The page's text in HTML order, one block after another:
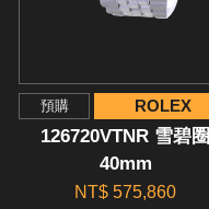
預購 ROLEX
126720VTNR 雪碧圈
40mm
NT$ 575,860